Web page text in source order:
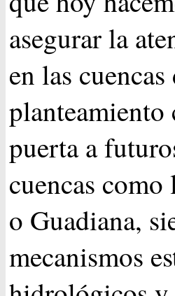
asegurar la
en las
puerta a
cuencas
o Guadiana,
mecanismos